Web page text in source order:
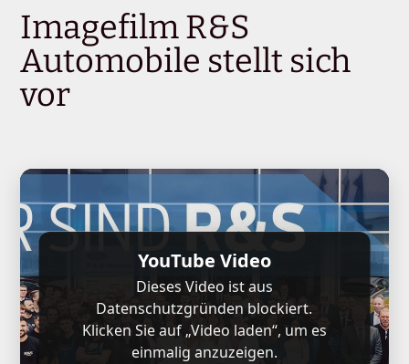
Imagefilm R&S
Automobile stellt sich
vor
YouTube Video
Dieses Video ist aus
Datenschutzgründen blockiert.
Klicken Sie auf „Video laden“, um es
einmalig anzuzeigen.